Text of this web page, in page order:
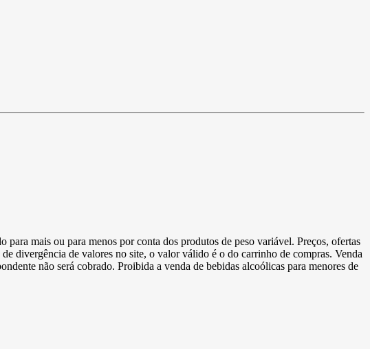
mais ou para menos por conta dos produtos de peso variável. Preços, ofertas
divergência de valores no site, o valor válido é o do carrinho de compras. Venda
não será cobrado. Proibida a venda de bebidas alcoólicas para menores de